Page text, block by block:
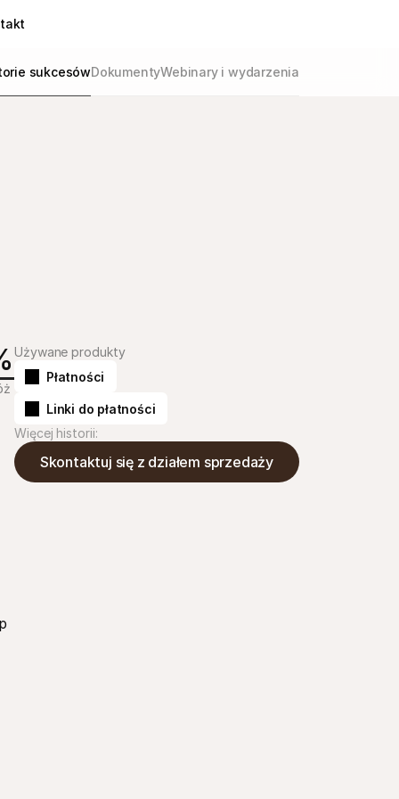
sukcesówDokumentyWebinary i wydarzenia
Używane produkty
Płatności
Linki do płatności
Więcej historii:
Skontaktuj się z działem sprzedaży